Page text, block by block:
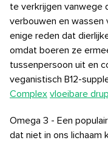
te verkrijgen vanwege
verbouwen en
enige reden dat
omdat boeren ze
tussenpersoon uit en
veganistisch B12-
Complex vloeibare
Omega 3 - Een
dat niet in ons lichaam